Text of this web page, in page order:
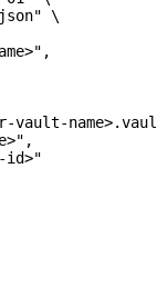
\
vault-
id>"